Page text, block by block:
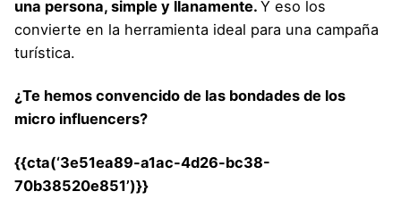
una persona, simple y llanamente. Y eso los
convierte en la herramienta ideal para una campaña
turística.
¿Te hemos convencido de las bondades de los
micro influencers?
{{cta(‘3e51ea89-a1ac-4d26-bc38-
70b38520e851’)}}